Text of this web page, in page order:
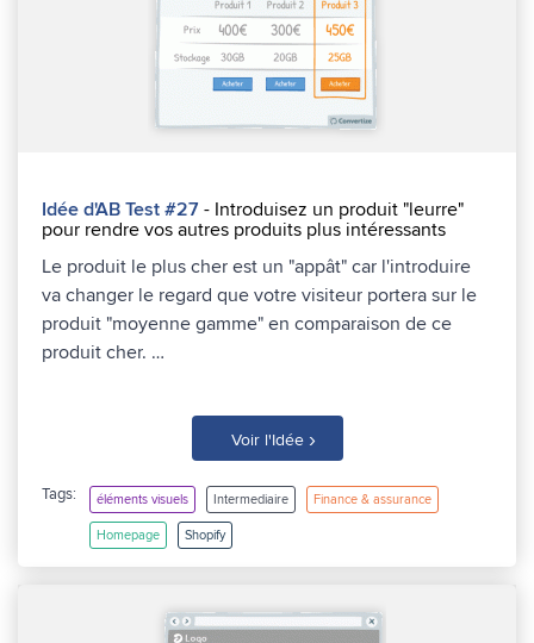
Idée d'AB Test #27 - Introduisez un produit "leurre"
pour rendre vos autres produits plus intéressants
Le produit le plus cher est un "appât" car l'introduire
va changer le regard que votre visiteur portera sur le
produit "moyenne gamme" en comparaison de ce
produit cher. …
Voir l'Idée ›
Tags: éléments visuels Intermediaire Finance & assurance
Homepage Shopify